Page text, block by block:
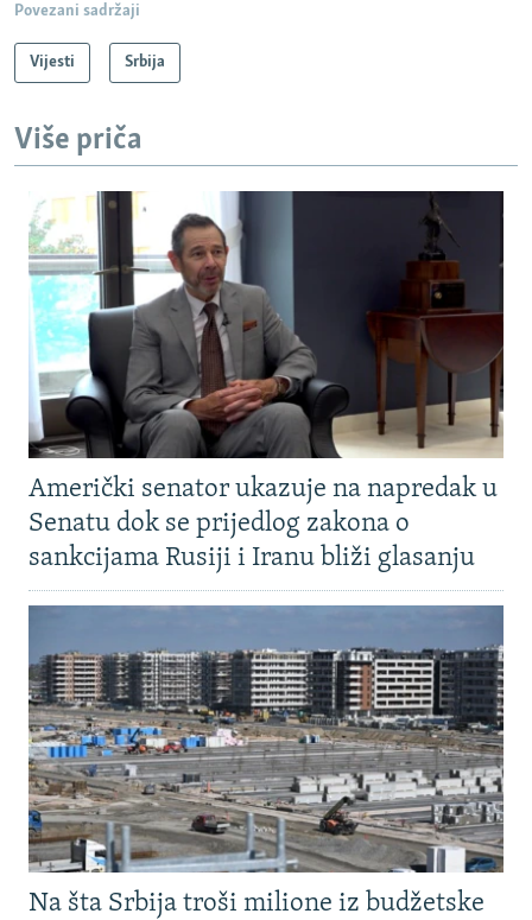
Povezani sadržaji
Vijesti Srbija
Više priča
Američki senator ukazuje na napredak u
Senatu dok se prijedlog zakona o
sankcijama Rusiji i Iranu bliži glasanju
Na šta Srbija troši milione iz budžetske